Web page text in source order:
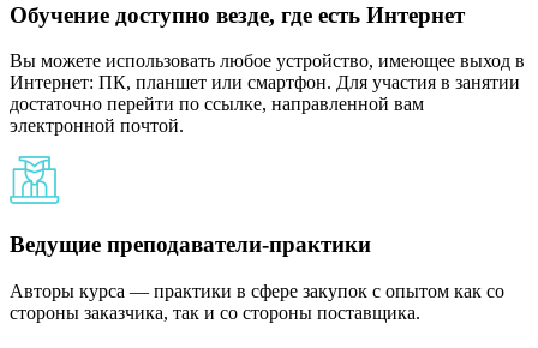
Обучение доступно везде, где есть Интернет
Вы можете использовать любое устройство, имеющее выход в
Интернет: ПК, планшет или смартфон. Для участия в занятии
достаточно перейти по ссылке, направленной вам
электронной почтой.
Ведущие преподаватели-практики
Авторы курса — практики в сфере закупок с опытом как со
стороны заказчика, так и со стороны поставщика.